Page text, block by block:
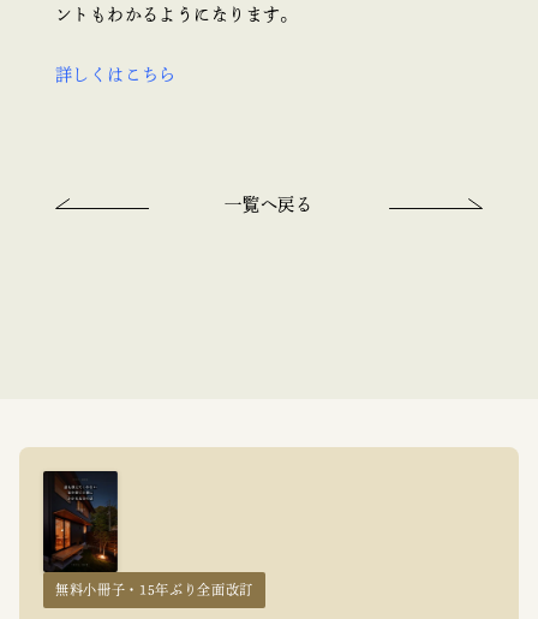
ントもわかるようになります。
詳しくはこちら
一覧へ戻る
無料小冊子・15年ぶり全面改訂